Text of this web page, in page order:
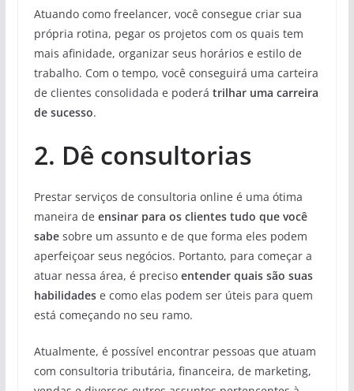
Atuando como freelancer, você consegue criar sua
própria rotina, pegar os projetos com os quais tem
mais afinidade, organizar seus horários e estilo de
trabalho. Com o tempo, você conseguirá uma carteira
de clientes consolidada e poderá trilhar uma carreira
de sucesso.
2. Dê consultorias
Prestar serviços de consultoria online é uma ótima
maneira de ensinar para os clientes tudo que você
sabesobre um assunto e de que forma eles podem
aperfeiçoar seus negócios. Portanto, para começar a
atuar nessa área, é preciso entender quais são suas
habilidadese como elas podem ser úteis para quem
está começando no seu ramo.
Atualmente, é possível encontrar pessoas que atuam
com consultoria tributária, financeira, de marketing,